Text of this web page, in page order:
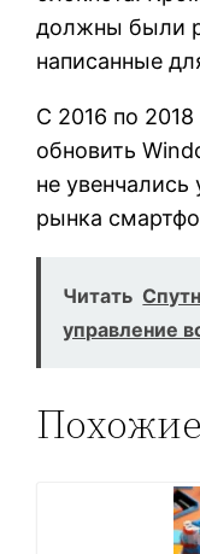
должны были
написанные
С 2016 по
обновить
не
рынка
Читать
управление